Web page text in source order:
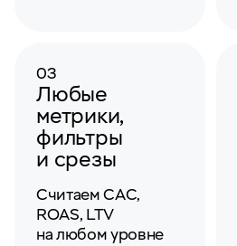
03
Любые
метрики,
фильтры
и срезы
Считаем CAC,
ROAS, LTV
на любом уровне